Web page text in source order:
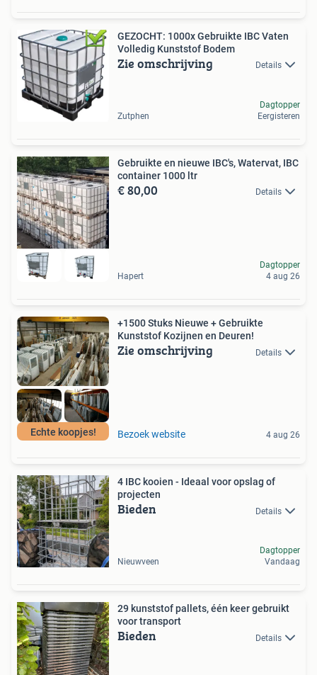
GEZOCHT: 1000x Gebruikte IBC Vaten
Volledig Kunststof Bodem
Zie omschrijving Details
Zutphen
Dagtopper
Eergisteren
Gebruikte en nieuwe IBC's, Watervat, IBC
container 1000 ltr
€ 80,00 Details
Hapert
Dagtopper
4 aug 26
Echte koopjes!
+1500 Stuks Nieuwe + Gebruikte
Kunststof Kozijnen en Deuren!
Zie omschrijving Details
Bezoek website 4 aug 26
4 IBC kooien - Ideaal voor opslag of
projecten
Bieden Details
Nieuwveen
Dagtopper
Vandaag
29 kunststof pallets, één keer gebruikt
voor transport
Bieden Details